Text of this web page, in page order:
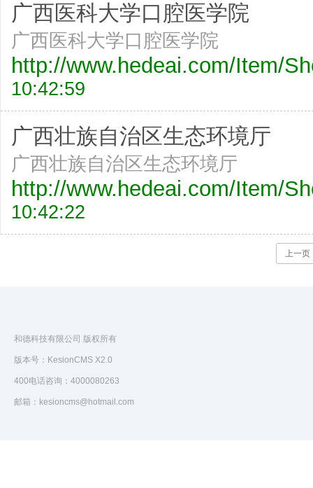
广西医科大学口腔医学院
广西医科大学口腔医学院
http://www.hedeai.com/Item/
10:42:59
广西壮族自治区生态环境厅
广西壮族自治区生态环境厅
http://www.hedeai.com/Item/
10:42:22
上一页
和德科技有限公司 版权所有
版本号：KesionCMS X2.0
400电话咨询：4000080263
邮箱：kesioncms@hotmail.com